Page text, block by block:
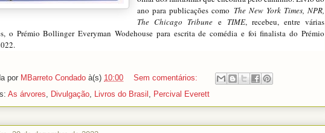
ano para publicações como The New York Times, NPR,
The Chicago Tribune e TIME, recebeu, entre várias
o Prémio Bollinger Everyman Wodehouse para escrita de comédia e foi finalista do Prémio
por MBarreto Condado à(s) 10:00
Sem comentários:
As árvores, Divulgação, Livros do Brasil , Percival Everett